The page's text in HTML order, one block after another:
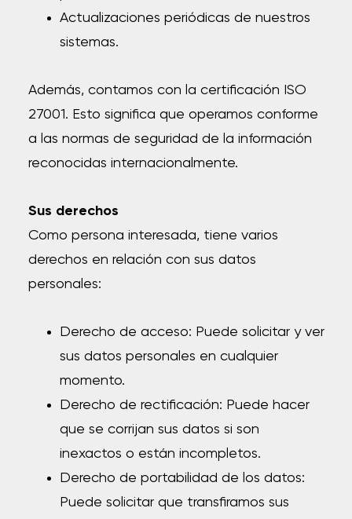
Actualizaciones periódicas de nuestros
sistemas.
Además, contamos con la certificación ISO
27001. Esto significa que operamos conforme
a las normas de seguridad de la información
reconocidas internacionalmente.
Sus derechos
Como persona interesada, tiene varios
derechos en relación con sus datos
personales:
Derecho de acceso: Puede solicitar y ver
sus datos personales en cualquier
momento.
Derecho de rectificación: Puede hacer
que se corrijan sus datos si son
inexactos o están incompletos.
Derecho de portabilidad de los datos:
Puede solicitar que transfiramos sus